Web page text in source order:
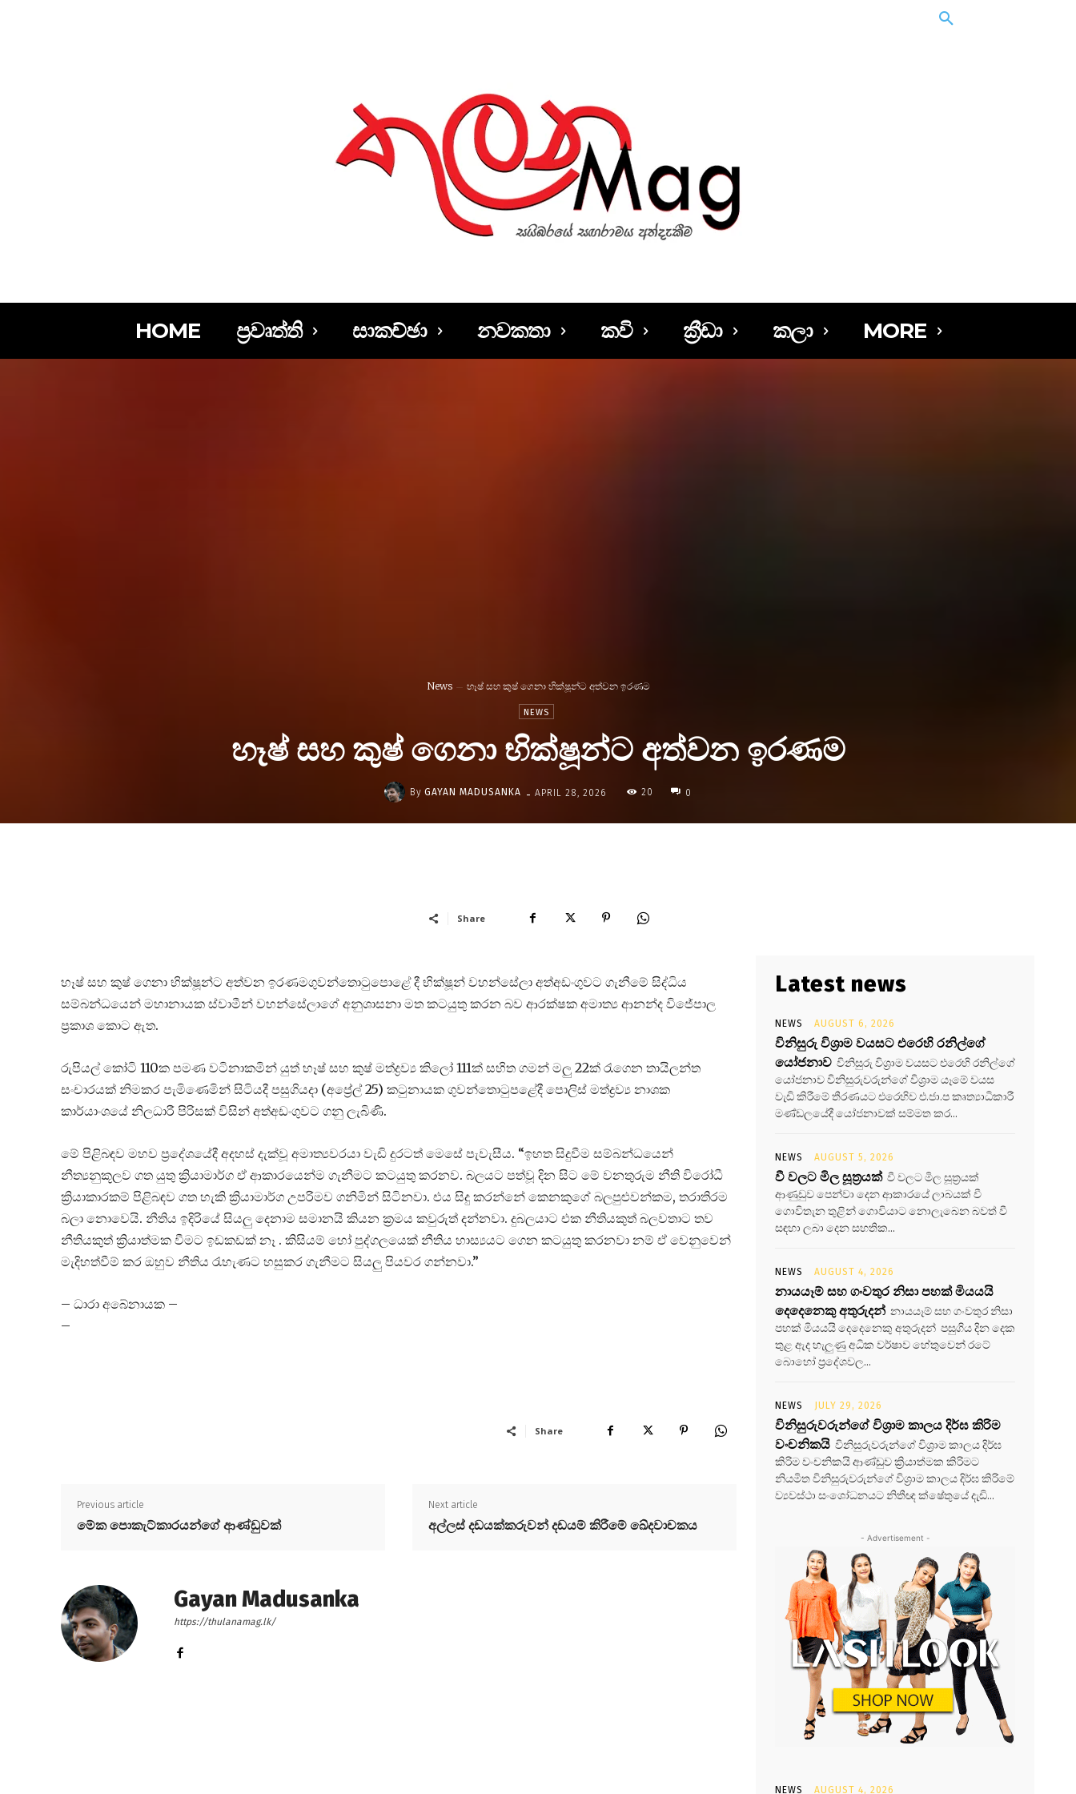
HOME ප්‍රවෘත්ති සාකච්ඡා නවකතා කවි ක්‍රීඩා කලා MORE
News හෑෂ් සහ කුෂ් ගෙනා භික්ෂූන්ට අත්වන ඉරණම
NEWS
හෑෂ් සහ කුෂ් ගෙනා භික්ෂූන්ට අත්වන ඉරණම
By GAYAN MADUSANKA - APRIL 28, 2026 20 0
Share
හෑෂ් සහ කුෂ් ගෙනා භික්ෂූන්ට අත්වන ඉරණමගුවන්තොටුපොළේ දී භික්ෂූන් වහන්සේලා අත්අඩංගුවට ගැනීමේ සිද්ධිය
සම්බන්ධයෙන් මහානායක ස්වාමීන් වහන්සේලාගේ අනුශාසනා මත කටයුතු කරන බව ආරක්ෂක අමාත්‍ය ආනන්ද විජේපාල
ප්‍රකාශ කොට ඇත.
රුපියල් කෝටි 110ක පමණ වටිනාකමින් යුත් හෑෂ් සහ කුෂ් මත්ද්‍රව්‍ය කිලෝ 111ක් සහිත ගමන් මලු 22ක් රැගෙන තායිලන්ත
සංචාරයක් නිමකර පැමිණෙමින් සිටියදී පසුගියදා (අප්‍රේල් 25) කටුනායක ගුවන්තොටුපළේදී පොලිස් මත්ද්‍රව්‍ය නාශක
කාර්යාංශයේ නිලධාරී පිරිසක් විසින් අත්අඩංගුවට ගනු ලැබිණි.
මේ පිළිබඳව මහව ප්‍රදේශයේදී අදහස් දැක්වූ අමාත්‍යවරයා වැඩි දුරටත් මෙසේ පැවැසීය. “ඉහත සිදුවීම සම්බන්ධයෙන්
නීත්‍යනුකූලව ගත යුතු ක්‍රියාමාර්ග ඒ ආකාරයෙන්ම ගැනීමට කටයුතු කරනව. බලයට පත්වූ දින සිට මේ වනතුරුම නීති විරෝධී
ක්‍රියාකාරකම් පිළිබඳව ගත හැකි ක්‍රියාමාර්ග උපරිමව ගනිමින් සිටිනවා. එය සිදු කරන්නේ කෙනකුගේ බලපුළුවන්කම, තරාතිරම
බලා නොවෙයි. නීතිය ඉදිරියේ සියලු දෙනාම සමානයි කියන ක්‍රමය කවුරුත් දන්නවා. දුබලයාට එක නීතියකුත් බලවතාට තව
නීතියකුත් ක්‍රියාත්මක වීමට ඉඩකඩක් නෑ . කිසියම් හෝ පුද්ගලයෙක් නීතිය හාස්‍යයට ගෙන කටයුතු කරනවා නම් ඒ වෙනුවෙන්
මැදිහත්වීම් කර ඔහුව නීතිය රැහැණට හසුකර ගැනීමට සියලු පියවර ගන්නවා.”
– ධාරා අබේනායක –
–
Share
Previous article
මේක පොකැට්කාරයන්ගේ ආණ්ඩුවක්
Next article
අල්ලස් දඩයක්කරුවන් දඩයම් කිරීමේ ඛේදවාචකය
Gayan Madusanka
https://thulanamag.lk/
Latest news
NEWS AUGUST 6, 2026
විනිසුරු විශ්‍රාම වයසට එරෙහි රනිල්ගේ
යෝජනාව විනිසුරු විශ්‍රාම වයසට එරෙහි රනිල්ගේ
යෝජනාව විනිසුරුවරුන්ගේ විශ්‍රාම යෑමේ වයස
වැඩි කිරීමේ තීරණයට එරෙහිව එ.ජා.ප කෘත්‍යාධිකාරී
මණ්ඩලයේදී යෝජනාවක් සම්මත කර...
NEWS AUGUST 5, 2026
වී වලට මිල සූත්‍රයක් වී වලට මිල සූත්‍රයක්
ආණුඩුව පෙන්වා දෙන ආකාරයේ ලාබයක් වී
ගොවිතැන තුළින් ගොවියාට නොලැබෙන බවත් වී
සඳහා ලබා දෙන සහතික...
NEWS AUGUST 4, 2026
නායයෑම් සහ ගංවතුර නිසා පහක් මියයයි
දෙදෙනෙකු අතුරුදන් නායයෑම් සහ ගංවතුර නිසා
පහක් මියයයි දෙදෙනෙකු අතුරුදන් පසුගිය දින දෙක
තුළ ඇද හැලුණු අධික වර්ෂාව හේතුවෙන් රටේ
බොහෝ ප්‍රදේශවල...
NEWS JULY 29, 2026
විනිසුරුවරුන්ගේ විශ්‍රාම කාලය දිර්ඝ කිරිම
වංචනිකයි විනිසුරුවරුන්ගේ විශ්‍රාම කාලය දිර්ඝ
කිරිම වංචනිකයි ආණ්ඩුව ක්‍රියාත්මක කිරිමට
නියමිත විනිසුරුවරුන්ගේ විශ්‍රාම කාලය දිර්ඝ කිරිමේ
ව්‍යවස්ථා සංශෝධනයට නිතීඥ ක්ෂේතුයේ දැඩි...
- Advertisement -
NEWS AUGUST 4, 2026